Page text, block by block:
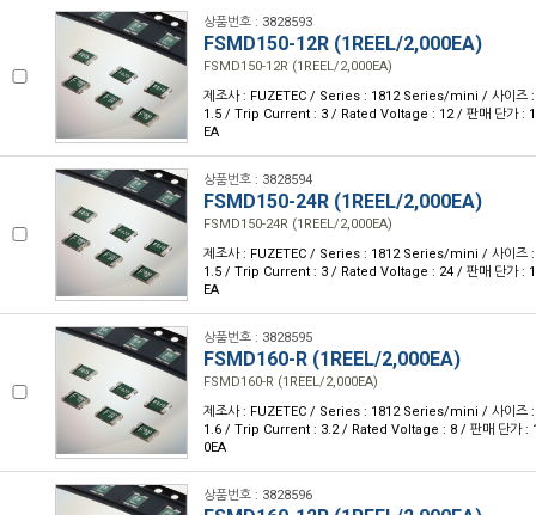
상품번호 : 3828593
FSMD150-12R (1REEL/2,000EA)
FSMD150-12R (1REEL/2,000EA)
제조사 : FUZETEC / Series : 1812 Series/mini / 사이
1.5 / Trip Current : 3 / Rated Voltage : 12 / 판매 단가 :
EA
상품번호 : 3828594
FSMD150-24R (1REEL/2,000EA)
FSMD150-24R (1REEL/2,000EA)
제조사 : FUZETEC / Series : 1812 Series/mini / 사이
1.5 / Trip Current : 3 / Rated Voltage : 24 / 판매 단가 :
EA
상품번호 : 3828595
FSMD160-R (1REEL/2,000EA)
FSMD160-R (1REEL/2,000EA)
제조사 : FUZETEC / Series : 1812 Series/mini / 사이
1.6 / Trip Current : 3.2 / Rated Voltage : 8 / 판매 단가 :
0EA
상품번호 : 3828596